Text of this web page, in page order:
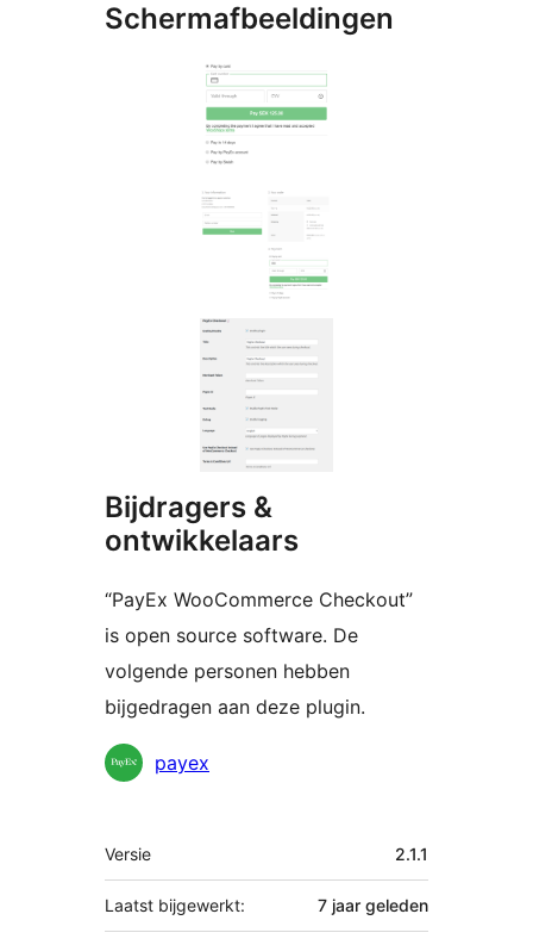
Schermafbeeldingen
Bijdragers &
ontwikkelaars
“PayEx WooCommerce Checkout”
is open source software. De
volgende personen hebben
bijgedragen aan deze plugin.
Bijdragers
payex
Meta
Versie 2.1.1
Laatst bijgewerkt: 7 jaar geleden